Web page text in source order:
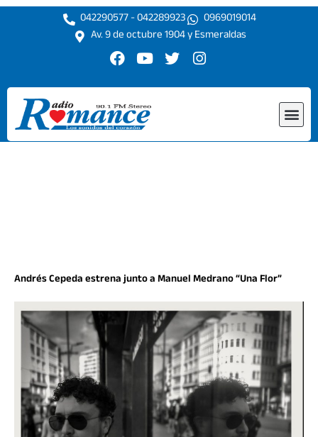
Ir
042290577 - 042289923
0969019014
Av. 9 de octubre 1904 y Esmeraldas
F
c
e
b
o
o
Y
u
t
u
b
e
T
i
r
I
s
r
Andrés Cepeda estrena junto a Manuel Medrano “Una Flor”